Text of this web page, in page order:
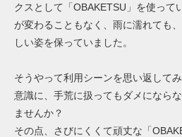
クスとして「OBAKETSU」を使って
が変わることもなく、雨に濡れても
しい姿を保っていました。
そうやって利用シーンを思い返して
意識に、手荒に扱ってもダメになら
ませんか？
その点、さびにくくて頑丈な「